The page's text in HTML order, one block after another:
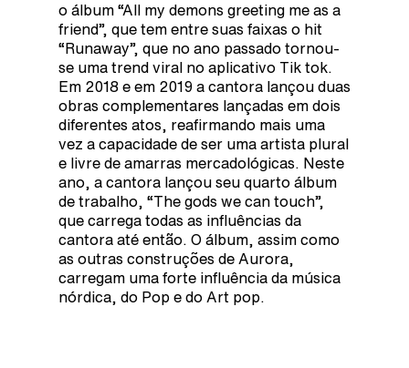
o álbum “All my demons greeting me as a
friend”, que tem entre suas faixas o hit
“Runaway”, que no ano passado tornou-
se uma trend viral no aplicativo Tik tok.
Em 2018 e em 2019 a cantora lançou duas
obras complementares lançadas em dois
diferentes atos, reafirmando mais uma
vez a capacidade de ser uma artista plural
e livre de amarras mercadológicas. Neste
ano, a cantora lançou seu quarto álbum
de trabalho, “The gods we can touch”,
que carrega todas as influências da
cantora até então. O álbum, assim como
as outras construções de Aurora,
carregam uma forte influência da música
nórdica, do Pop e do Art pop.